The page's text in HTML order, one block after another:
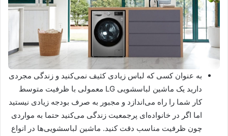
به عنوان کسی که لباس زیادی کثیف نمی‌کنید و زندگی مجردی
دارید یک ماشین لباسشویی LG معمولی با ظرفیت متوسط
کار شما را راه می‌اندازد و مجبور به صرف بودجه زیادی نیستید
اما اگر در خانواده‌ای پرجمعیت زندگی می‌کنید حتما به مواردی
چون ظرفیت مناسب دقت کنید. ماشین لباسشویی‌ها در انواع